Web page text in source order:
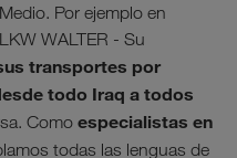
Por ejemplo en
WALTER - Su
transportes por
todo Iraq a todos
Como especialistas en
todas las lenguas de